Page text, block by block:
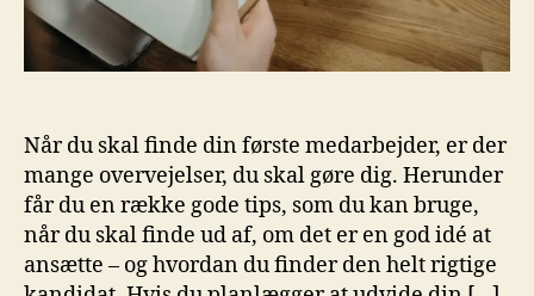
Når du skal finde din første medarbejder, er der
mange overvejelser, du skal gøre dig. Herunder
får du en række gode tips, som du kan bruge,
når du skal finde ud af, om det er en god idé at
ansætte – og hvordan du finder den helt rigtige